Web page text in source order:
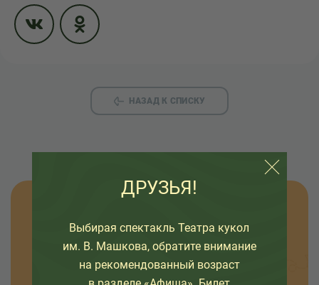
НАЗАД К СПИСКУ
Узнавайте новости
Оставьте свой емайл, чтобы узнавать первыми
о премьерах спектаклей, наших проектах и
ДРУЗЬЯ!
Выбирая спектакль Театра кукол
им. В. Машкова, обратите внимание
на рекомендованный возраст